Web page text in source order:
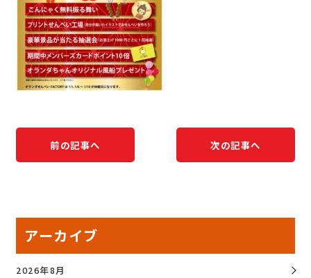
前の記事へ 次の記事へ
アーカイブ
2026年8月